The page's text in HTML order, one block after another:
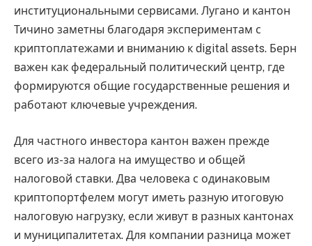
институциональными сервисами. Лугано и кантон
Тичино заметны благодаря экспериментам с
криптоплатежами и вниманию к digital assets. Берн
важен как федеральный политический центр, где
формируются общие государственные решения и
работают ключевые учреждения.
Для частного инвестора кантон важен прежде
всего из-за налога на имущество и общей
налоговой ставки. Два человека с одинаковым
криптопортфелем могут иметь разную итоговую
налоговую нагрузку, если живут в разных кантонах
и муниципалитетах. Для компании разница может